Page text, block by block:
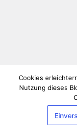
Cookies
Nutzung dieses